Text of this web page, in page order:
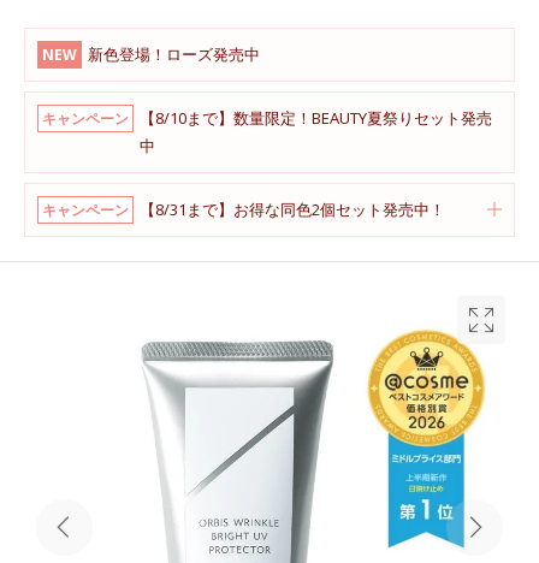
NEW 新色登場！ローズ発売中
キャンペーン
【8/10まで】数量限定！BEAUTY夏祭りセット発売
中
キャンペーン 【8/31まで】お得な同色2個セット発売中！